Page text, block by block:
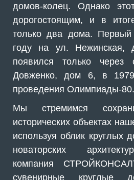
домов-колец. Однако
дорогостоящим, и в
только два дома.
году на ул. Нежинская,
появился только
Довженко, дом 6, в
проведения Олимпиады-80.
Мы стремимся
исторических объектах
используя облик круглых
новаторских
компания
сувенирные круглые